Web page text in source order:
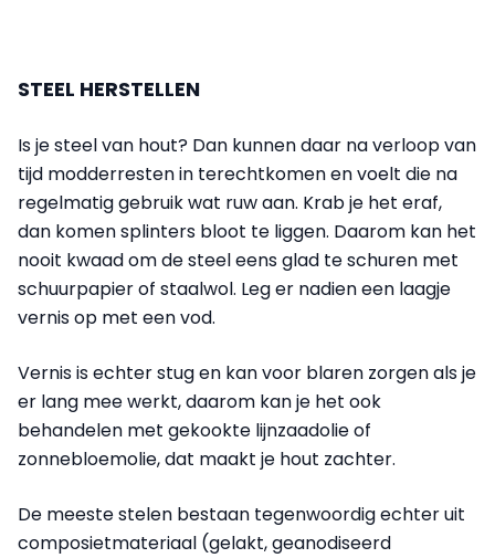
STEEL HERSTELLEN
Is je steel van hout? Dan kunnen daar na verloop van
tijd modderresten in terechtkomen en voelt die na
regelmatig gebruik wat ruw aan. Krab je het eraf,
dan komen splinters bloot te liggen. Daarom kan het
nooit kwaad om de steel eens glad te schuren met
schuurpapier of staalwol. Leg er nadien een laagje
vernis op met een vod.
Vernis is echter stug en kan voor blaren zorgen als je
er lang mee werkt, daarom kan je het ook
behandelen met gekookte lijnzaadolie of
zonnebloemolie, dat maakt je hout zachter.
De meeste stelen bestaan tegenwoordig echter uit
composietmateriaal (gelakt, geanodiseerd